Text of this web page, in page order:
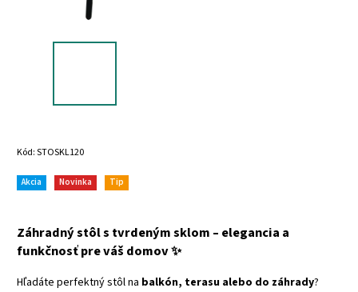
Kód:STOSKL120
Akcia Novinka Tip
Záhradný stôl s tvrdeným sklom – elegancia a
funkčnosť pre váš domov✨
Hľadáte perfektný stôl na balkón, terasu alebo do záhrady?